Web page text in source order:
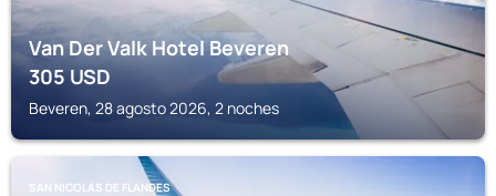
Van Der Valk Hotel Beveren
305USD
Beveren, 28 agosto 2026, 2 noches
SAN NICOLÁS DE FLANDES